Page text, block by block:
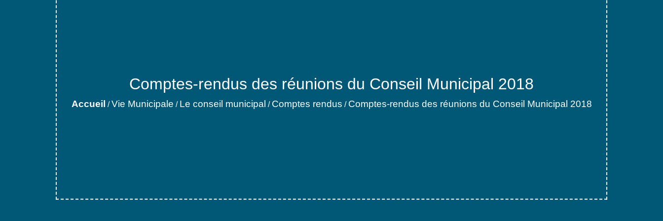
Comptes-rendus des réunions du Conseil Municipal 2018
Accueil /Vie Municipale / Le conseil municipal / Comptes rendus / Comptes-rendus des réunions du Conseil Municipal 2018